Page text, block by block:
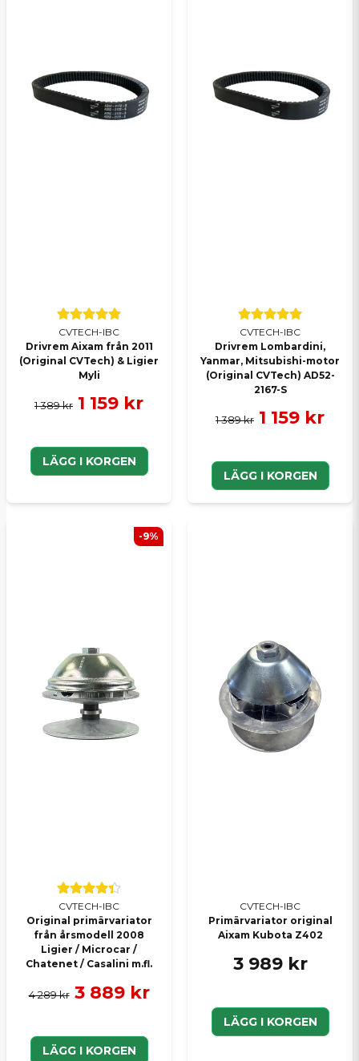
CVTECH-IBC
Drivrem Aixam från 2011
(Original CVTech) & Ligier
Myli
1 389 kr 1 159 kr
LÄGG I KORGEN
CVTECH-IBC
Drivrem Lombardini,
Yanmar, Mitsubishi-motor
(Original CVTech) AD52-
2167-S
1 389 kr 1 159 kr
LÄGG I KORGEN
CVTECH-IBC
Original primärvariator
från årsmodell 2008
Ligier / Microcar /
Chatenet / Casalini m.fl.
4 289 kr 3 889 kr
LÄGG I KORGEN
-9%
CVTECH-IBC
Primärvariator original
Aixam Kubota Z402
3 989 kr
LÄGG I KORGEN
Hej ser att den är slut hos er vilken ska jag då välja
Butiken svarade
Hej, vår ersättare till denna drivremmen om du har
Skicka en fråga